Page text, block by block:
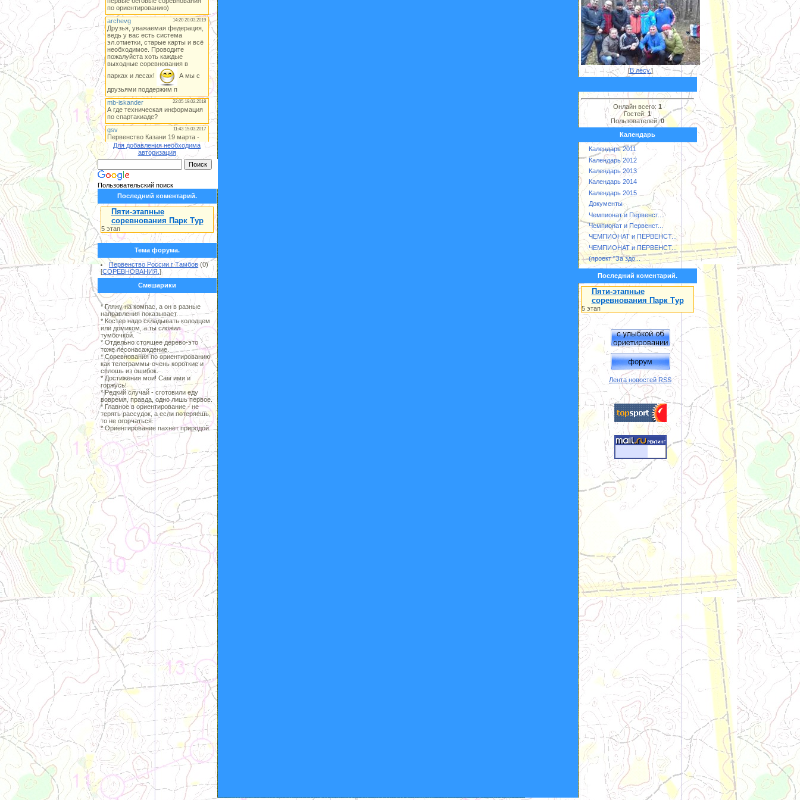
Для добавления необходима
авторизация
Пользовательский поиск
Последний коментарий.
Пяти-этапные
соревнования Парк Тур
5 этап
Тема форума.
Первенство России г Тамбов (0)
[СОРЕВНОВАНИЯ. ]
Смешарики
* Гляжу на компас, а он в разные
направления показывает.
* Костер надо складывать колодцем
или домиком, а ты сложил
тумбочкой.
* Отдельно стоящее дерево-это
тоже лесонасаждение.
* Соревнования по ориентированию
как телеграммы-очень короткие и
сплошь из ошибок.
* Достижения мои! Сам ими и
горжусь!
* Редкий случай - сготовили еду
вовремя, правда, одно лишь первое.
* Главное в ориентирование - не
терять рассудок, а если потеряешь,
то не огорчаться.
* Ориентирование пахнет природой.
[В лесу.]
Онлайн всего: 1
Гостей: 1
Пользователей:0
Календарь
Календарь 2011
Календарь 2012
Календарь 2013
Календарь 2014
Календарь 2015
Документы
Чемпионат и Первенст...
Чемпионат и Первенст...
ЧЕМПИОНАТ и ПЕРВЕНСТ...
ЧЕМПИОНАТ и ПЕРВЕНСТ...
(проект "За здо...
Последний коментарий.
Пяти-этапные
соревнования Парк Тур
5 этап
Лента новостей RSS